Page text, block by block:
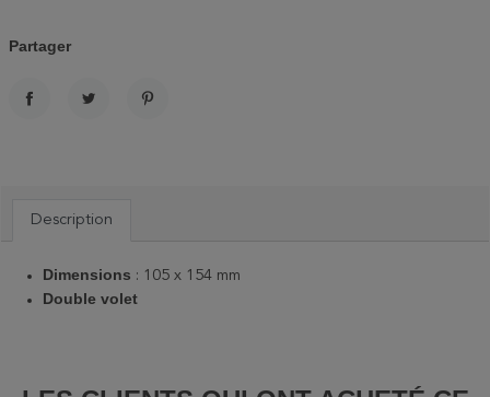
Partager
Description
Dimensions : 105 x 154 mm
Double volet